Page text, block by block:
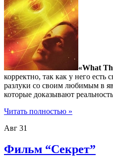
«What
корректно, так как у него
разлуки со своим любимым в
которые доказывают
Читать полностью »
Авг 31
Фильм “Секрет”